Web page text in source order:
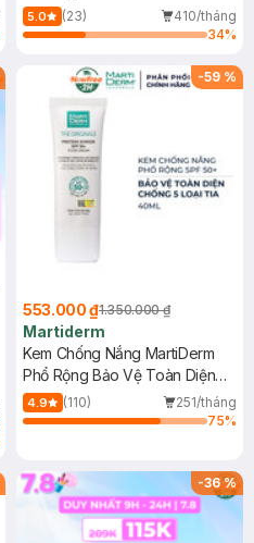
(Mới)
5.0 (23)
410/tháng
34%
-59 %
553.000 ₫1.350.000 ₫
Martiderm
Kem Chống Nắng MartiDerm
Phổ Rộng Bảo Vệ Toàn Diện
40ml
4.9 (110)
251/tháng
75%
-36%